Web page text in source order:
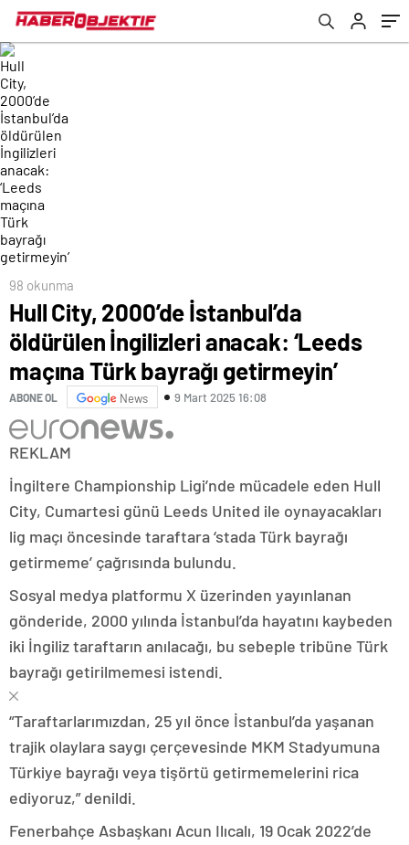
bayrağı getirmeyin’
98 okunma
Hull City, 2000’de İstanbul’da
öldürülen İngilizleri anacak: ‘Leeds
maçına Türk bayrağı getirmeyin’
ABONE OL News 9 Mart 2025 16:08
REKLAM
İngiltere Championship Ligi’nde mücadele eden Hull
City, Cumartesi günü Leeds United ile oynayacakları
lig maçı öncesinde taraftara ‘stada Türk bayrağı
getirmeme’ çağrısında bulundu.
Sosyal medya platformu X üzerinden yayınlanan
gönderide, 2000 yılında İstanbul’da hayatını kaybeden
iki İngiliz taraftarın anılacağı, bu sebeple tribüne Türk
bayrağı getirilmemesi istendi.
“Taraftarlarımızdan, 25 yıl önce İstanbul’da yaşanan
trajik olaylara saygı çerçevesinde MKM Stadyumuna
Türkiye bayrağı veya tişörtü getirmemelerini rica
ediyoruz,” denildi.
Fenerbahçe Asbaşkanı Acun Ilıcalı, 19 Ocak 2022’de